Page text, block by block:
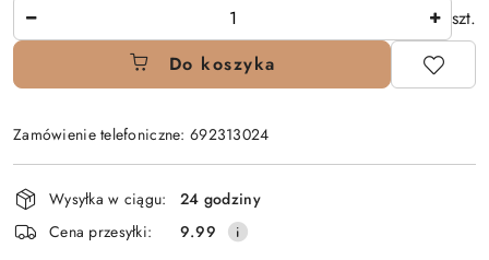
szt.
Do koszyka
Zamówienie telefoniczne: 692313024
Dostępność
i
dostawa
Wysyłka w ciągu:
24 godziny
Cena przesyłki:
9.99